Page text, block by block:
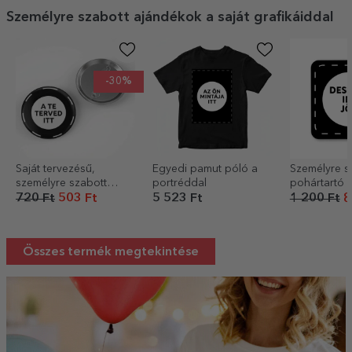
Személyre szabott ajándékok a saját grafikáiddal
-30%
Saját tervezésű,
személyre szabott
kitűző
720 Ft 503 Ft
Egyedi pamut póló a
portréddal
5 523 Ft
Személyre
pohártartó
1 200 Ft
Összes termék megtekintése
SZÜLETÉSNAPI AJÁNDÉKOK
FEDD FEL